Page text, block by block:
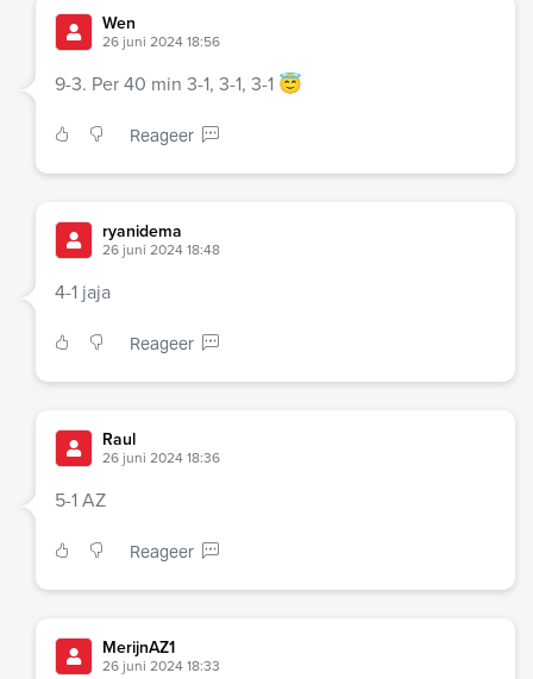
Wen
26 juni 2024 18:56
9-3. Per 40 min 3-1, 3-1, 3-1 😇
Reageer
ryanidema
26 juni 2024 18:48
4-1 jaja
Reageer
Raul
26 juni 2024 18:36
5-1 AZ
Reageer
MerijnAZ1
26 juni 2024 18:33